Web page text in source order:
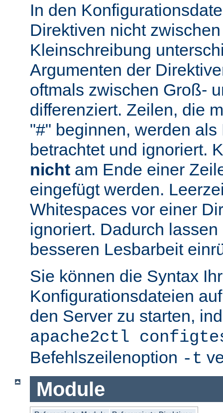
In den
Direktiven nicht
Kleinschreibung
Argumenten der
oftmals zwischen Groß-
differenziert. Zeilen, die
"#" beginnen, werden als
betrachtet und ignoriert.
nicht am Ende einer
eingefügt werden.
Whitespaces vor einer
ignoriert. Dadurch
besseren Lesbarbeit
Sie können die Syntax
Konfigurationsdateien
den Server zu starten,
apache2ctl
Befehlszeilenoption -t
Module